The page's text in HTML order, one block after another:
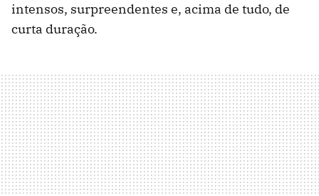
intensos, surpreendentes e, acima de tudo, de
curta duração.